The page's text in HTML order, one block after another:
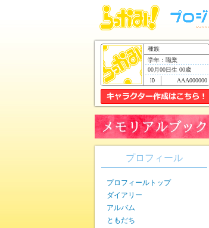
種族
学年：職業
00月00日生 00歳
AAA000000
プロフィール
プロフィールトップ
ダイアリー
アルバム
ともだち